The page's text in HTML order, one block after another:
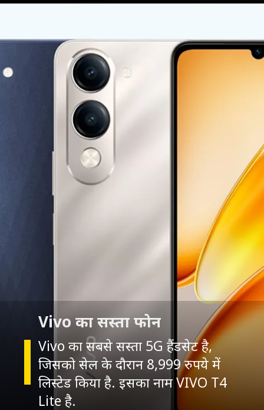
Vivo का सबसे सस्ता 5G हैंडसेट है,
जिसको सेल के दौरान 8,999 रुपये में
लिस्टेड किया है. इसका नामVIVO T4
Lite है.
Vivo का सस्ता फोन